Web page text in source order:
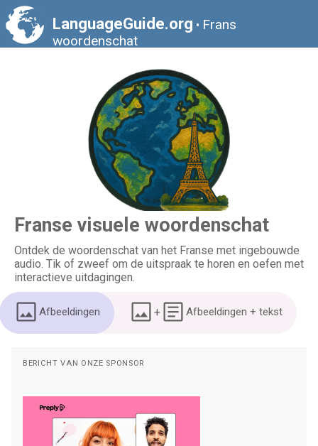
LanguageGuide.org • Frans
woordenschat
Franse visuele woordenschat
Ontdek de woordenschat van het Franse met ingebouwde
audio. Tik of zweef om de uitspraak te horen en oefen met
interactieve uitdagingen.
Afbeeldingen + Afbeeldingen + tekst
BERICHT VAN ONZE SPONSOR